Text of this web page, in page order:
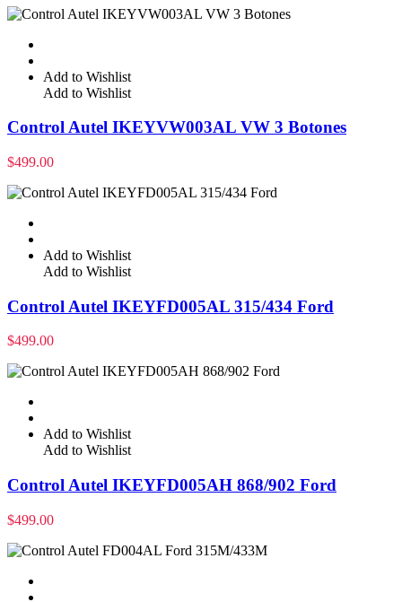
Add to Wishlist
Add to Wishlist
Control Autel IKEYVW003AL VW 3 Botones
$499.00
Add to Wishlist
Add to Wishlist
Control Autel IKEYFD005AL 315/434 Ford
$499.00
Add to Wishlist
Add to Wishlist
Control Autel IKEYFD005AH 868/902 Ford
$499.00